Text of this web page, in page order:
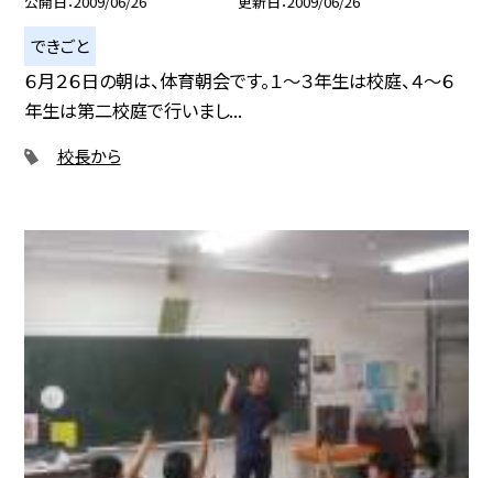
できごと
６月２６日の朝は、体育朝会です。１〜３年生は校庭、４〜６
年生は第二校庭で行いまし...
校長から